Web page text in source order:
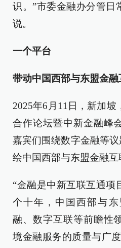
识。”市委金融办分管日
说。
一个平台
带动中国西部与东盟金融
2025年6月11日，新加坡
合作论坛暨中新金融峰
嘉宾们围绕数字金融等
绘中国西部与东盟金融互
“金融是中新互联互通项
个十年，中国西部与
融、数字互联等前瞻性
境金融服务的质量与广